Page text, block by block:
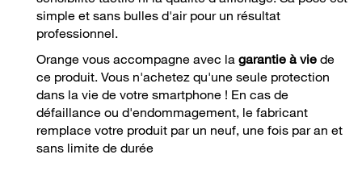
simple et sans bulles d'air pour un résultat
professionnel.
Orange vous accompagne avec la garantie à vie de
ce produit. Vous n'achetez qu'une seule protection
dans la vie de votre smartphone ! En cas de
défaillance ou d'endommagement, le fabricant
remplace votre produit par un neuf, une fois par an et
sans limite de durée